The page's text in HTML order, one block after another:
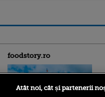
foodstory.ro
Atât noi, cât și partenerii